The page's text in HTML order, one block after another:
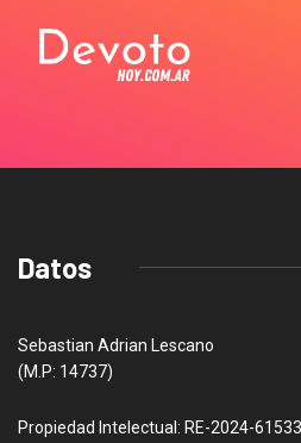
Datos
Sebastian Adrian Lescano
(M.P: 14737)
Propiedad Intelectual: RE-2024-